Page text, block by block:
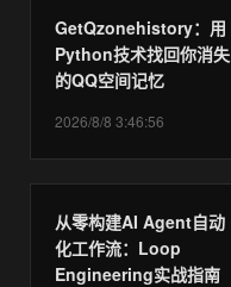
GetQzonehistory：用
Python技术找回你消失
的QQ空间记忆
2026/8/8 3:46:56
从零构建AI Agent自动
化工作流：Loop
Engineering实战指南